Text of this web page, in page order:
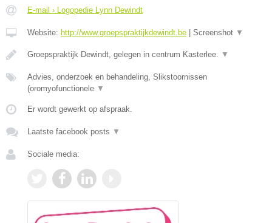
E-mail › Logopedie Lynn Dewindt
Website: http://www.groepspraktijkdewindt.be Screenshot ▼
Groepspraktijk Dewindt, gelegen in centrum Kasterlee. ▼
Advies, onderzoek en behandeling, Slikstoornissen
(oromyofunctionele ▼
Er wordt gewerkt op afspraak.
Laatste facebook posts ▼
Sociale media: